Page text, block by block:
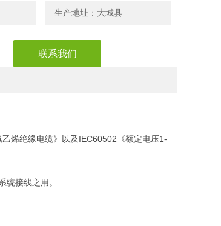
生产地址：大城县
联系我们
烯绝缘电缆》以及IEC60502《额定电压1-
系统接线之用。